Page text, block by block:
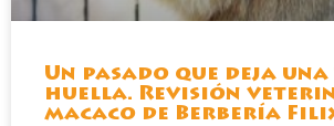
Un pasado que deja
huella. Revisión
macaco de Berbería